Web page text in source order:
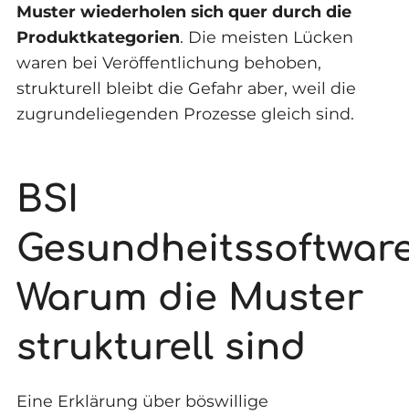
Muster wiederholen sich quer durch die
Produktkategorien. Die meisten Lücken
waren bei Veröffentlichung behoben,
strukturell bleibt die Gefahr aber, weil die
zugrundeliegenden Prozesse gleich sind.
BSI
Warum die Muster
strukturell sind
Eine Erklärung über böswillige